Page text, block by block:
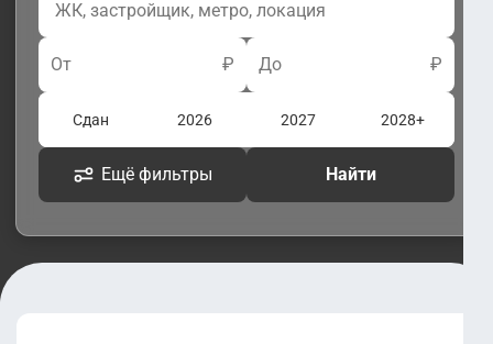
От ₽ До ₽
Сдан 2026 2027 2028+
Ещё фильтры Найти